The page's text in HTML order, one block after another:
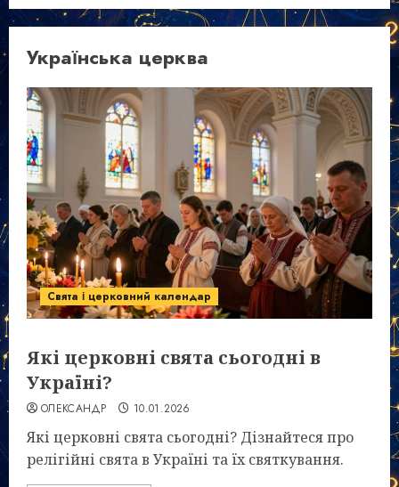
Українська церква
Свята і церковний календар
Які церковні свята сьогодні в
Україні?
ОЛЕКСАНДР 10.01.2026
Які церковні свята сьогодні? Дізнайтеся про
релігійні свята в Україні та їх святкування.